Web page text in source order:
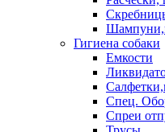
Гигиена собаки
Емкости
Спец.
Спреи